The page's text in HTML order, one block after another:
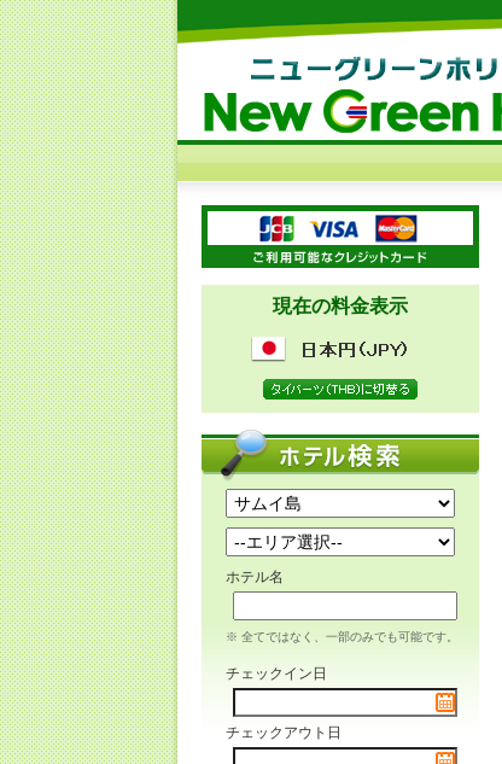
現在の料金表示
ホテル名
※ 全てではなく、一部のみでも可能です。
チェックイン日
チェックアウト日